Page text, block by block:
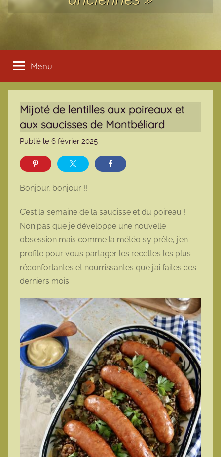
Menu
Mijoté de lentilles aux poireaux et
aux saucisses de Montbéliard
Publié le 6 février 2025
a
o
t
t
e
Bonjour, bonjour !!
C’est la semaine de la saucisse et du poireau !
Non pas que je développe une nouvelle
obsession mais comme la météo s’y prête, j’en
profite pour vous partager les recettes les plus
réconfortantes et nourrissantes que j’ai faites ces
derniers mois.